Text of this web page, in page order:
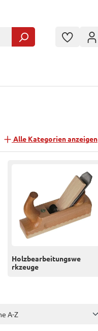
Alle Kategorien anzeigen
Holzbearbeitungswe
rkzeuge